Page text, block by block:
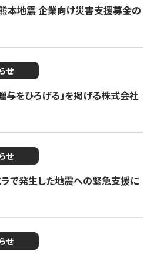
本地震 企業向け災害支援募金の
せ
与をひろげる」を掲げる株式会社
せ
ラで発生した地震への緊急支援に
せ